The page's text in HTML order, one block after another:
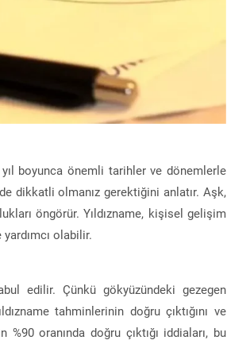
yıl boyunca önemli tarihler ve dönemlerle
dikkatli olmanız gerektiğini anlatır. Aşk,
öngörür. Yıldızname, kişisel gelişim
olabilir.
edilir. Çünkü gökyüzündeki gezegen
tahminlerinin doğru çıktığını ve
%90 oranında doğru çıktığı iddiaları, bu